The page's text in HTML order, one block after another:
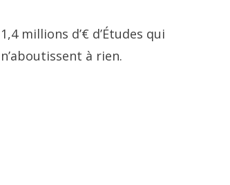
1,4 millions d’€ d’Études qui
n’aboutissent à rien.